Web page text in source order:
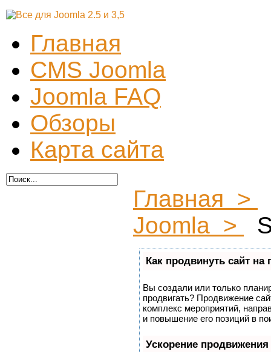
Главная
CMS Joomla
Joomla FAQ
Обзоры
Карта сайта
Главная >
Joomla >
Как продвинуть сайт на
Вы создали или только
продвигать? Продвижение
комплекс мероприятий,
и повышение его позиций в
Ускорение продвижения